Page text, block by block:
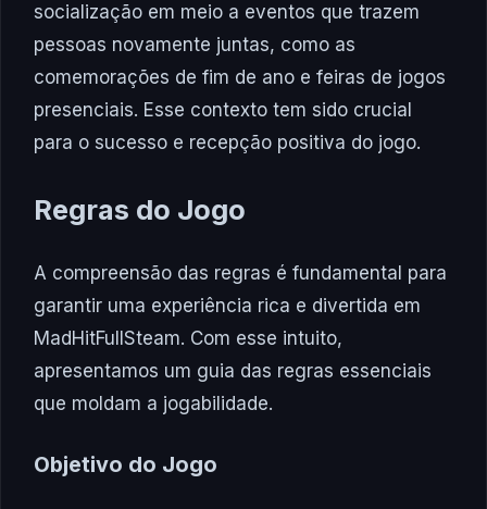
socialização em meio a eventos que trazem
pessoas novamente juntas, como as
comemorações de fim de ano e feiras de jogos
presenciais. Esse contexto tem sido crucial
para o sucesso e recepção positiva do jogo.
Regras do Jogo
A compreensão das regras é fundamental para
garantir uma experiência rica e divertida em
MadHitFullSteam. Com esse intuito,
apresentamos um guia das regras essenciais
que moldam a jogabilidade.
Objetivo do Jogo